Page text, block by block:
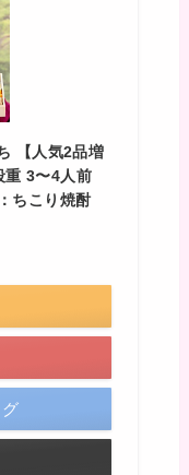
【人気2品増
重 3〜4人前
ちこり焼酎